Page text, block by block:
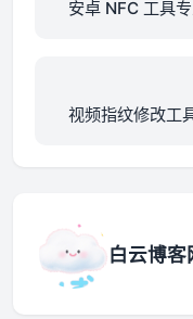
安卓 NFC 工具
视频指纹修改工
白云博客